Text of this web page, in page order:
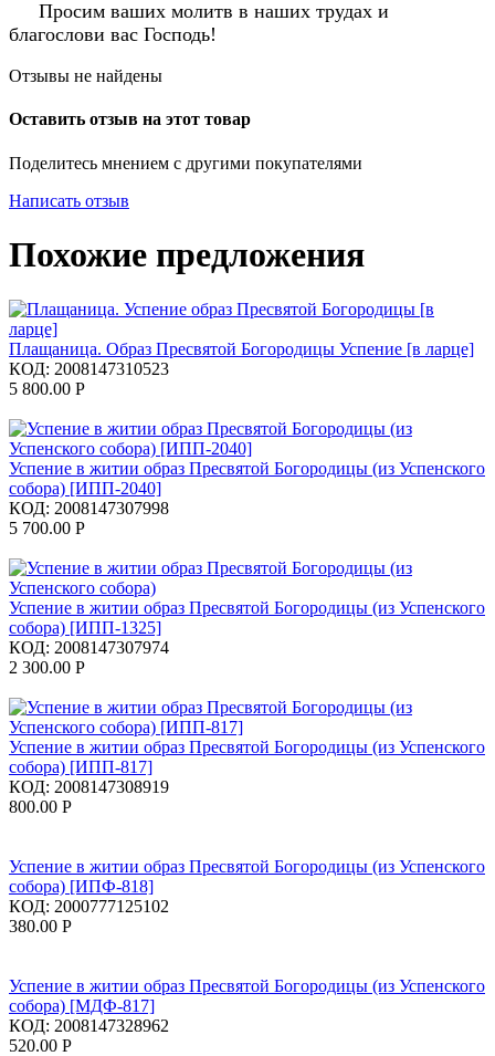
Просим ваших молитв в наших трудах и
благослови вас Господь!
Отзывы не найдены
Оставить отзыв на этот товар
Поделитесь мнением с другими покупателями
Написать отзыв
Похожие предложения
Плащаница. Образ Пресвятой Богородицы Успение [в ларце]
КОД: 2008147310523
5 800.00 Р
Успение в житии образ Пресвятой Богородицы (из Успенского
собора) [ИПП-2040]
КОД: 2008147307998
5 700.00 Р
Успение в житии образ Пресвятой Богородицы (из Успенского
собора) [ИПП-1325]
КОД: 2008147307974
2 300.00 Р
Успение в житии образ Пресвятой Богородицы (из Успенского
собора) [ИПП-817]
КОД: 2008147308919
800.00 Р
Успение в житии образ Пресвятой Богородицы (из Успенского
собора) [ИПФ-818]
КОД: 2000777125102
380.00 Р
Успение в житии образ Пресвятой Богородицы (из Успенского
собора) [МДФ-817]
КОД: 2008147328962
520.00 Р